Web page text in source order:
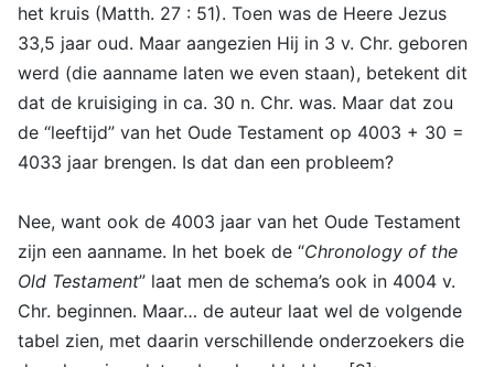
het kruis (Matth. 27 : 51). Toen was de Heere Jezus
33,5 jaar oud. Maar aangezien Hij in 3 v. Chr. geboren
werd (die aanname laten we even staan), betekent dit
dat de kruisiging in ca. 30 n. Chr. was. Maar dat zou
de “leeftijd” van het Oude Testament op 4003 + 30 =
4033 jaar brengen. Is dat dan een probleem?
Nee, want ook de 4003 jaar van het Oude Testament
zijn een aanname. In het boek de “Chronology of the
Old Testament” laat men de schema’s ook in 4004 v.
Chr. beginnen. Maar… de auteur laat wel de volgende
tabel zien, met daarin verschillende onderzoekers die